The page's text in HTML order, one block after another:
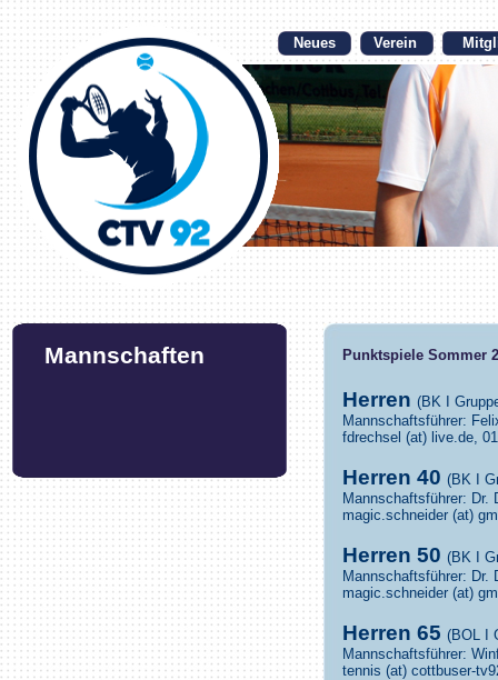
Punktspiele Sommer
Herren (BK I
Mannschaftsführer:
fdrechsel (at) live.de,
Herren 40 (BK I
Mannschaftsführer: Dr.
magic.schneider (at)
Herren 50 (BK I
Mannschaftsführer: Dr.
magic.schneider (at)
Herren 65 (BOL I
Mannschaftsführer:
tennis (at) cottbuser-
Mannschaften
Neues Verein